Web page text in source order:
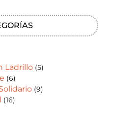
Ladrillo (5)
(6)
(9)
(16)